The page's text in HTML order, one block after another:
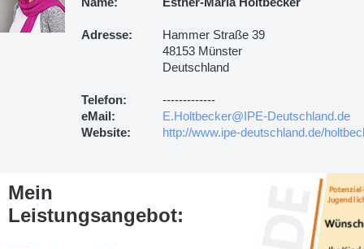
Adresse:
Telefon:
eMail:
Website:
Hammer Straße 39
48153 Münster
Deutschland
-------------
E.Holtbecker@IPE-Deutschland.de
http://www.ipe-deutschland.de/
Mein
Leistungsangebot: